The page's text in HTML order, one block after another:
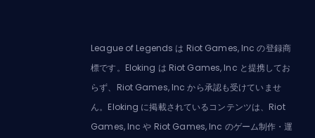
League of Legends は Riot Games, Inc の登録商
標です。Eloking は Riot Games, Inc と提携してお
らず、Riot Games, Inc から承認も受けていませ
ん。Eloking に掲載されているコンテンツは、Riot
Games, Inc や Riot Games, Inc のゲーム制作・運